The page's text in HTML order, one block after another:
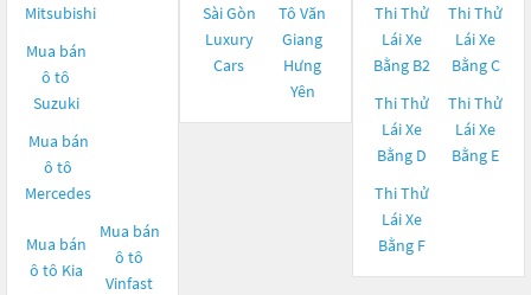
Mitsubishi
Mua bán
ô tô
Suzuki
Mua bán
ô tô
Mercedes
Mua bán
ô tô Kia
Mua bán
ô tô
Vinfast
Sài Gòn
Luxury
Cars
Tô Văn
Giang
Hưng
Yên
Thi Thử
Lái Xe
Bằng B2
Thi Thử
Lái Xe
Bằng C
Thi Thử
Lái Xe
Bằng D
Thi Thử
Lái Xe
Bằng E
Thi Thử
Lái Xe
Bằng F